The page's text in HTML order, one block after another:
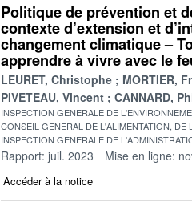
Politique de prévention et
contexte d’extension et
changement climatique –
apprendre à vivre avec le
LEURET, Christophe MORTIER,
PIVETEAU, Vincent
CANNARD,
INSPECTION GENERALE DE
CONSEIL GENERAL DE L'ALIMENTATION,
INSPECTION GENERALE DE
Rapport: juil. 2023 Mise en ligne:
Accéder à la notice